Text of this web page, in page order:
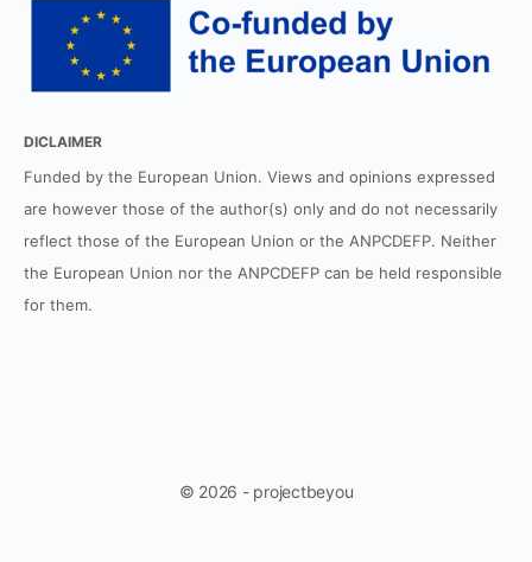
DICLAIMER
Funded by the European Union. Views and opinions expressed
are however those of the author(s) only and do not necessarily
reflect those of the European Union or the ANPCDEFP. Neither
the European Union nor the ANPCDEFP can be held responsible
for them.
© 2026 - projectbeyou